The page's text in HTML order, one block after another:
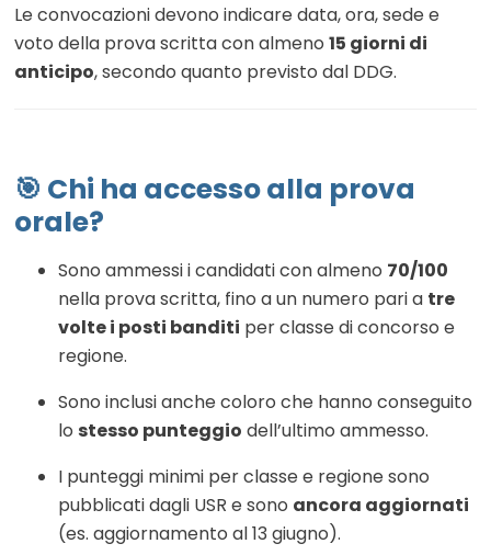
Le convocazioni devono indicare data, ora, sede e
voto della prova scritta con almeno 15 giorni di
anticipo, secondo quanto previsto dal DDG.
🎯 Chi ha accesso alla prova
orale?
Sono ammessi i candidati con almeno 70/100
nella prova scritta, fino a un numero pari a tre
volte i posti banditi per classe di concorso e
regione.
Sono inclusi anche coloro che hanno conseguito
lo stesso punteggio dell’ultimo ammesso.
I punteggi minimi per classe e regione sono
pubblicati dagli USR e sono ancora aggiornati
(es. aggiornamento al 13 giugno).